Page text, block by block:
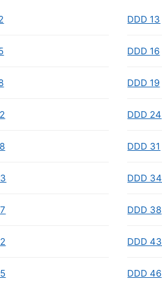
DDD 13
DDD 16
DDD 19
DDD 24
DDD 31
DDD 34
DDD 38
DDD 43
DDD 46